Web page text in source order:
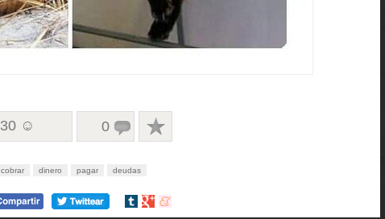
30 ☺ 0
cobrar dinero pagar deudas
Compartir
Compartir
Compartir